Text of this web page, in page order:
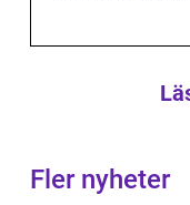
Fler nyheter